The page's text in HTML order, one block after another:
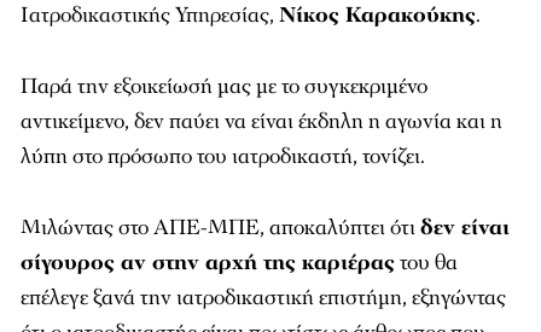
Ιατροδικαστικής Υπηρεσίας, Νίκος Καρακούκης.
Παρά την εξοικείωσή μας με το συγκεκριμένο
αντικείμενο, δεν παύει να είναι έκδηλη η αγωνία και η
λύπη στο πρόσωπο του ιατροδικαστή, τονίζει.
Μιλώντας στο ΑΠΕ-ΜΠΕ, αποκαλύπτει ότιδεν είναι
σίγουρος αν στην αρχή της καριέραςτου θα
επέλεγε ξανά την ιατροδικαστική επιστήμη, εξηγώντας